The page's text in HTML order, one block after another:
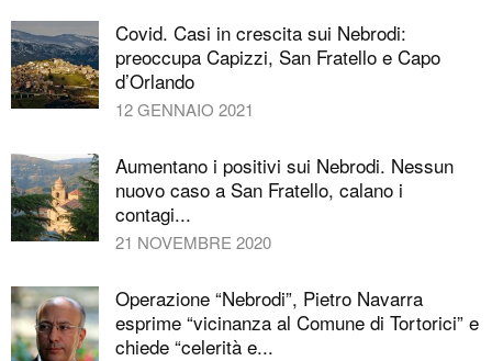
Covid. Casi in crescita sui Nebrodi:
preoccupa Capizzi, San Fratello e Capo
d’Orlando
12 GENNAIO 2021
Aumentano i positivi sui Nebrodi. Nessun
nuovo caso a San Fratello, calano i
contagi...
21 NOVEMBRE 2020
Operazione “Nebrodi”, Pietro Navarra
esprime “vicinanza al Comune di Tortorici” e
chiede “celerità e...